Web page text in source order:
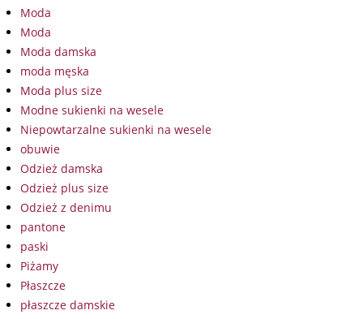
Moda
Moda
Moda damska
moda męska
Moda plus size
Modne sukienki na wesele
Niepowtarzalne sukienki na wesele
obuwie
Odzież damska
Odzież plus size
Odzież z denimu
pantone
paski
Piżamy
Płaszcze
płaszcze damskie